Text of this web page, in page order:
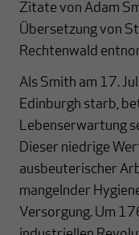
Zitate von Adam
Übersetzung von
Rechtenwald
Als Smith am 17.
Edinburgh starb,
Lebenserwartung
Dieser niedrige
ausbeuterischer
mangelnder
Versorgung. Um